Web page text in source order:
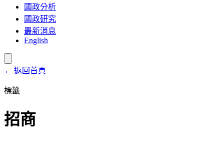
國政分析
國政研究
最新消息
English
← 返回首頁
標籤
招商